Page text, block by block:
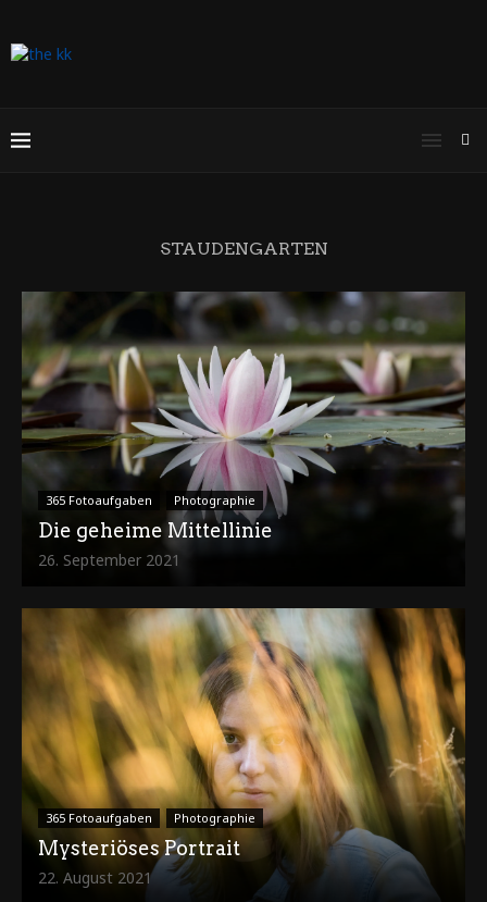
STAUDENGARTEN
365 Fotoaufgaben Photographie
Die geheime Mittellinie
26. September 2021
365 Fotoaufgaben Photographie
Mysteriöses Portrait
22. August 2021